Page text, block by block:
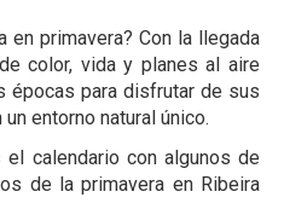
en primavera? Con la llegada
color, vida y planes al aire
épocas para disfrutar de sus
entorno natural único.
calendario con algunos de
de la primavera en Ribeira